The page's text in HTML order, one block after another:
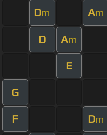
Dm Am
D Am
E
G
F Dm